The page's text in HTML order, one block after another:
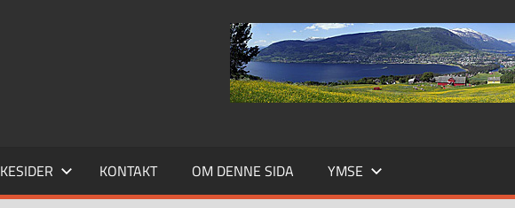
KONTAKT OM DENNE SIDA YMSE